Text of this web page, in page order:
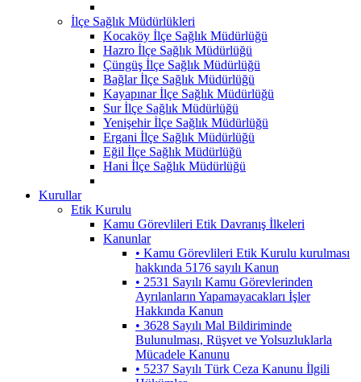
İlçe Sağlık Müdürlükleri
Kocaköy İlçe Sağlık Müdürlüğü
Hazro İlçe Sağlık Müdürlüğü
Çüngüş İlçe Sağlık Müdürlüğü
Bağlar İlçe Sağlık Müdürlüğü
Kayapınar İlçe Sağlık Müdürlüğü
Sur İlçe Sağlık Müdürlüğü
Yenişehir İlçe Sağlık Müdürlüğü
Ergani İlçe Sağlık Müdürlüğü
Eğil İlçe Sağlık Müdürlüğü
Hani İlçe Sağlık Müdürlüğü
Kurullar
Etik Kurulu
Kamu Görevlileri Etik Davranış İlkeleri
Kanunlar
• Kamu Görevlileri Etik Kurulu kurulması
hakkında 5176 sayılı Kanun
• 2531 Sayılı Kamu Görevlerinden
Ayrılanların Yapamayacakları İşler
Hakkında Kanun
• 3628 Sayılı Mal Bildiriminde
Bulunulması, Rüşvet ve Yolsuzluklarla
Mücadele Kanunu
• 5237 Sayılı Türk Ceza Kanunu İlgili